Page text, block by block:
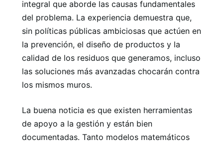
integral que aborde las causas fundamentales
del problema. La experiencia demuestra que,
sin políticas públicas ambiciosas que actúen en
la prevención, el diseño de productos y la
calidad de los residuos que generamos, incluso
las soluciones más avanzadas chocarán contra
los mismos muros.
La buena noticia es que existen herramientas
de apoyo a la gestión y están bien
documentadas. Tanto modelos matemáticos